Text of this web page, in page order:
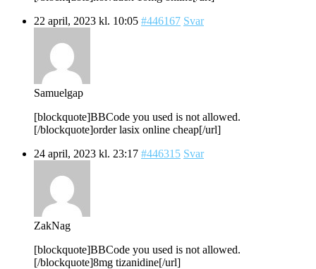
22 april, 2023 kl. 10:05 #446167 Svar
Samuelgap
[blockquote]BBCode you used is not allowed.
[/blockquote]order lasix online cheap[/url]
24 april, 2023 kl. 23:17 #446315 Svar
ZakNag
[blockquote]BBCode you used is not allowed.
[/blockquote]8mg tizanidine[/url]